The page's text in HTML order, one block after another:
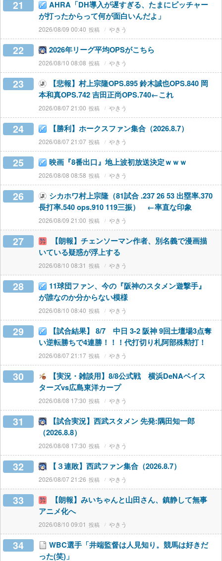
21
AHRA「DH導入が遅すぎる、たまにピッチャー
が打ったからって何が面白いんだよ」
2026/08/09 00:40 やきう
22 2026年リーグ平均OPSがこちら
2026/08/10 08:08 やきう
23
【悲報】村上宗隆OPS.895 鈴木誠也OPS.840 岡
本和真OPS.742 吉田正尚OPS.740←これ
2026/08/07 21:00 やきう
24 【勝利】ホークスファン集合（2026.8.7）
2026/08/07 21:07 やきう
25 映画『8番出口』地上波初放送決定ｗｗｗ
2026/08/08 08:58 やきう
26
シカホワ村上宗隆（81試合 .237 26 53 出塁率.370
長打率.540 ops.910 119三振） ←率直な印象
2026/08/09 21:00 やきう
27
【朗報】チェンソーマン作者、別名義で漫画描
いている疑惑が浮上する
2026/08/10 08:31 やきう
28
11球団ファン、今の『阪神のスタメン遊撃手』
が誰なのか分からない模様
2026/08/10 08:40 やきう
29
【試合結果】 8/7 中日 3-2 阪神 9回土壇場3点奪
い逆転勝ちで4連勝！！！代打切り札阿部殊勲打！
2026/08/07 21:17 やきう
30
【実況・雑談用】8/8公式戦 横浜DeNAベイス
ターズvs広島東洋カープ
2026/08/08 17:30 やきう
31
【試合実況】西武スタメン 先発:隅田知一郎
（2026.8.8）
2026/08/08 17:30 やきう
32 【３連敗】西武ファン集合（2026.8.7）
2026/08/07 21:26 やきう
33
【朗報】みいちゃんと山田さん、鎮静して無事
アニメ化へ
2026/08/10 09:01 やきう
34
WBC選手「井端監督は人見知り。競馬は好きだ
った(笑)」